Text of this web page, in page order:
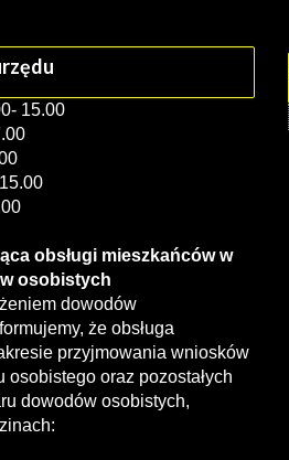
15.00
obsługi mieszkańców w
osobistych
dowodów
że obsługa
przyjmowania wniosków
osobistego oraz pozostałych
dowodów osobistych,